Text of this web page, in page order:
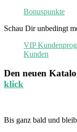
Bonuspunkte
Schau Dir unbedingt
VIP
Kunden
Den neuen
klick
Bis ganz bald und